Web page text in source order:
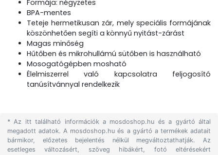
Formája: négyzetes
BPA-mentes
Teteje hermetikusan zár, mely speciális formájának
köszönhetően segíti a könnyű nyitást-zárást
Magas minőség
Hűtőben és mikrohullámú sütőben is használható
Mosogatógépben mosható
Élelmiszerrel való kapcsolatra feljogosító
tanúsítvánnyal rendelkezik
* Az itt található információk a mosdoshop.hu és a gyártó által
megadott adatok. A mosdoshop.hu és a gyártó a termékek adatait
bármikor, előzetes bejelentés nélkül megváltoztathatják. Az
esetleges változásért, szöveg hibákért, fotó eltérésekért